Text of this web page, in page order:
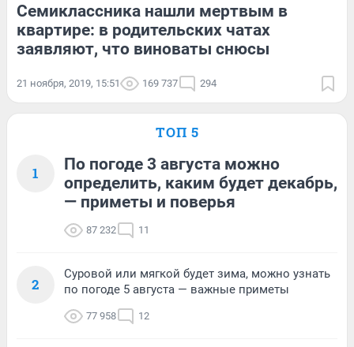
Семиклассника нашли мертвым в
квартире: в родительских чатах
заявляют, что виноваты снюсы
21 ноября, 2019, 15:51 169 737 294
ТОП 5
1
По погоде 3 августа можно
определить, каким будет декабрь,
— приметы и поверья
87 232 11
2
Суровой или мягкой будет зима, можно узнать
по погоде 5 августа — важные приметы
77 958 12